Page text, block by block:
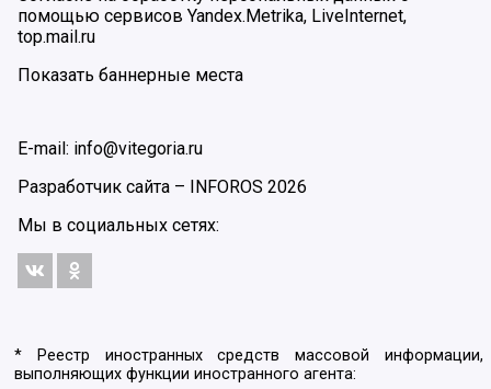
помощью сервисов Yandex.Metrika, LiveInternet,
top.mail.ru
Показать баннерные места
E-mail: info@vitegoria.ru
Разработчик сайта – INFOROS 2026
Мы в социальных сетях:
* Реестр иностранных средств массовой информации,
выполняющих функции иностранного агента: